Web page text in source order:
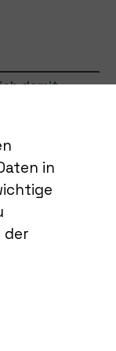
und
in
der
damit
Bearbeitung
(Weitere